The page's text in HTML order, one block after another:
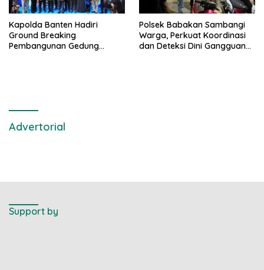
Kapolda Banten Hadiri
Ground Breaking
Pembangunan Gedung
Polsek Babakan Sambangi
Warga, Perkuat Koordinasi
dan Deteksi Dini Gangguan
Advertorial
Support by